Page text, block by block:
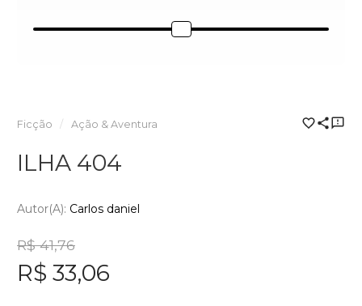
Ficção Ação & Aventura
ILHA 404
Autor(a): Carlos daniel
R$ 41,76
R$ 33,06